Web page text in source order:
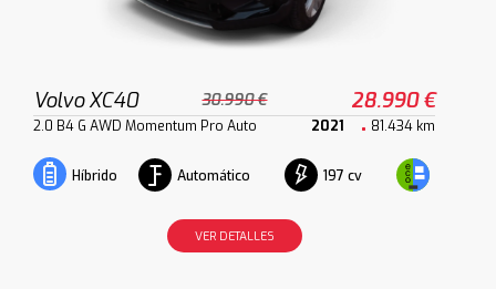
Volvo XC40 30.990 € 28.990 €
2.0 B4 G AWD Momentum Pro Auto 2021 81.434 km
Híbrido Automático 197 cv
VER DETALLES